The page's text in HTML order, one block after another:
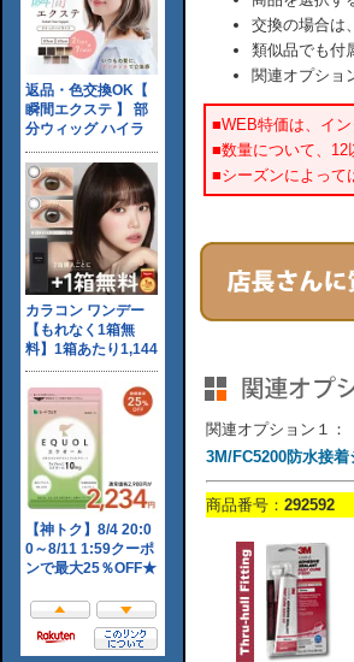
交換の場合は
類似品でも付
関連オプショ
■WEB特価は、イ
■数量について、12
■シーズンによって
関連オプション１：
3M/FC5200防水接
商品番号： 292592